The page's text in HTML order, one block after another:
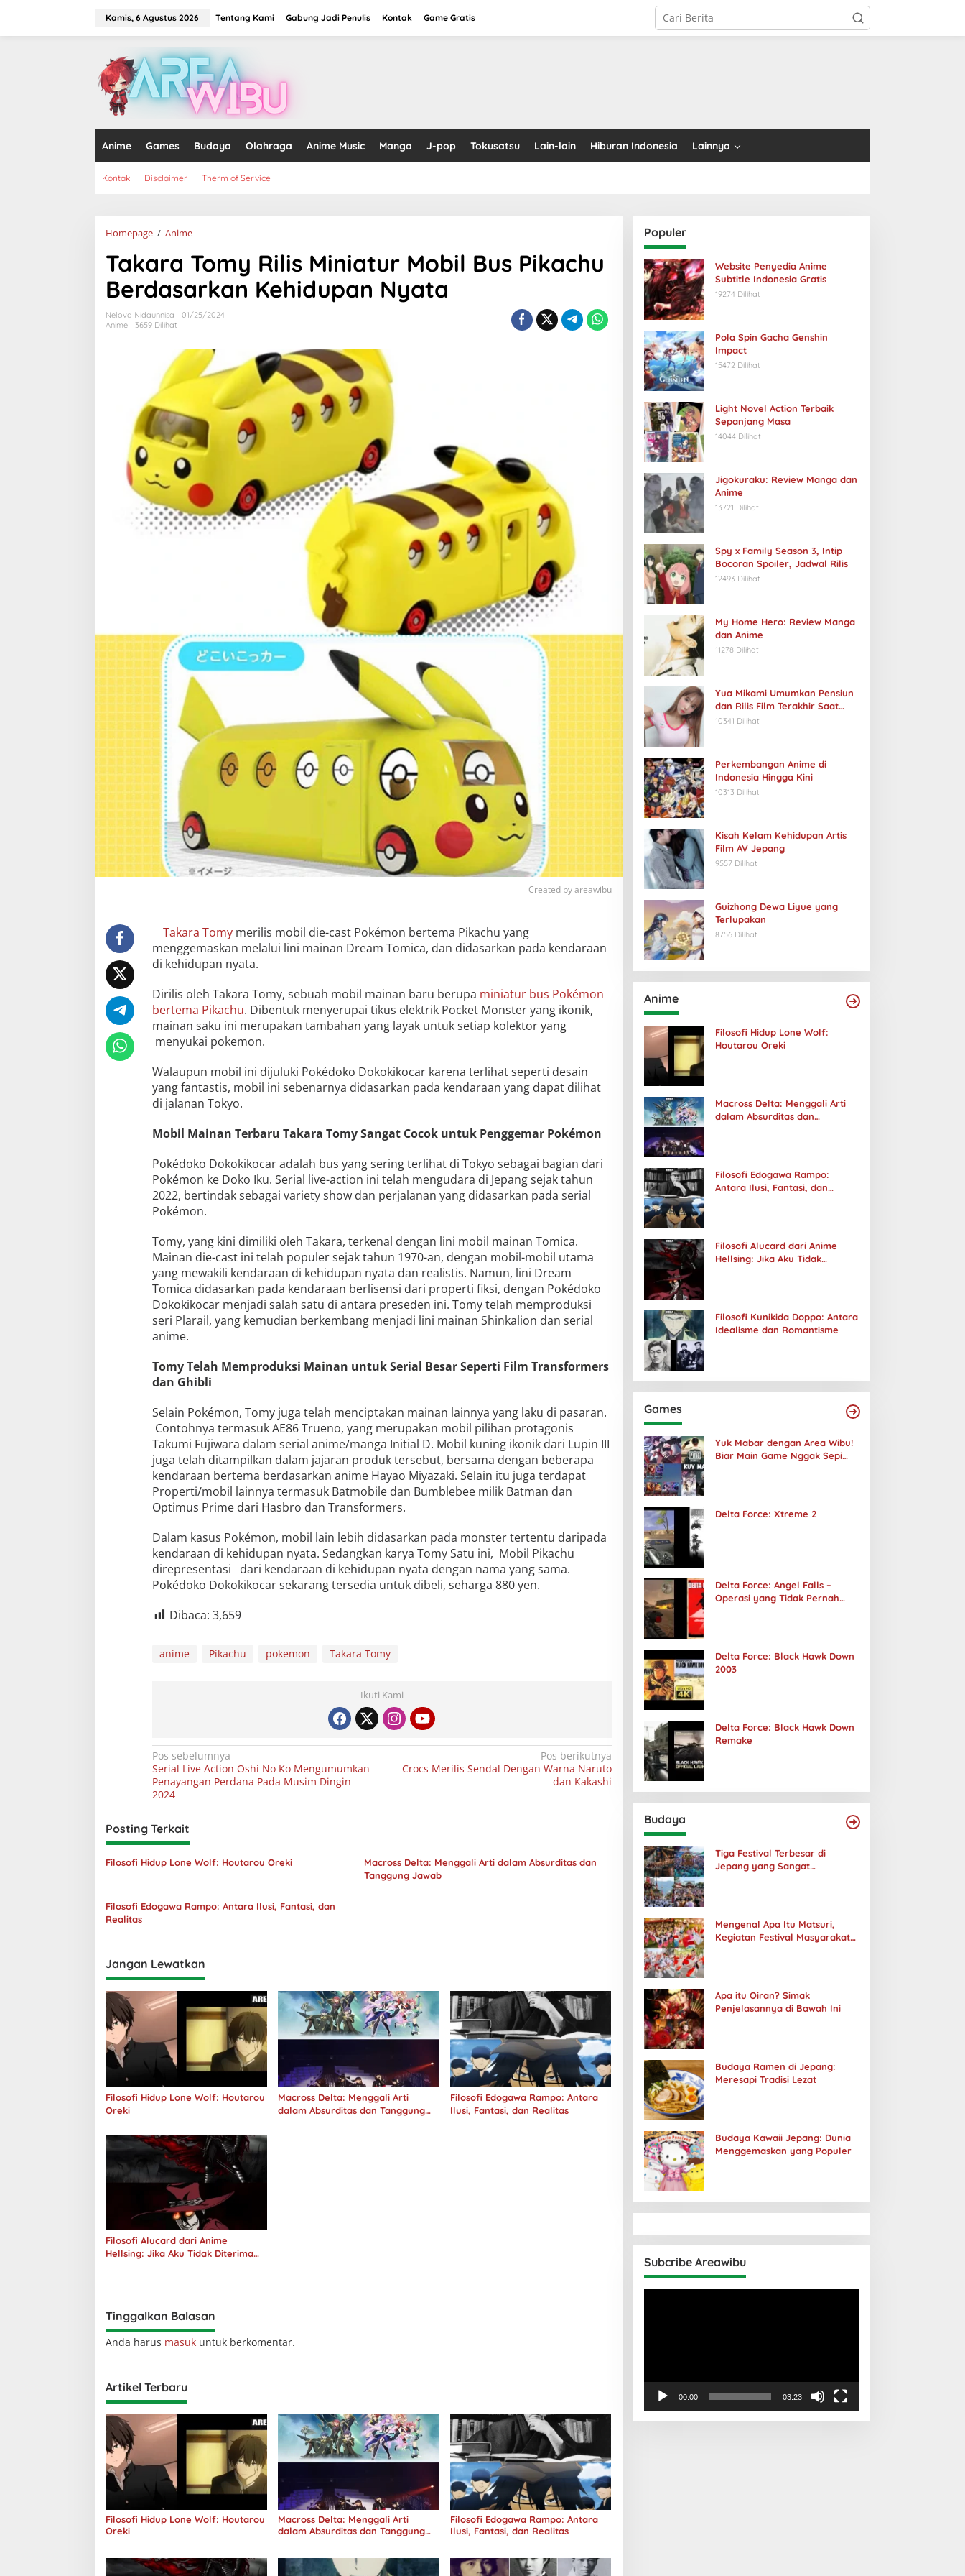
Kamis, 6 Agustus 2026 Tentang Kami Gabung Jadi Penulis Kontak Game Gratis
Anime Games Budaya Olahraga Anime Music Manga J-pop Tokusatsu Lain-lain Hiburan Indonesia Lainnya
Kontak Disclaimer Therm of Service
Homepage / AnimeTakara
Rilis
Miniatur
Mobil
Bus
Pikachu
Berdasarkan
Nyata
Takara Tomy Rilis Miniatur Mobil Bus Pikachu
Berdasarkan Kehidupan Nyata
Nelova Nidaunnisa
01/25/2024
Anime
3659 Dilihat
Created by areawibu
Takara Tomymerilis mobil die-cast Pokémon bertema Pikachu yang
menggemaskan melalui lini mainan Dream Tomica, dan didasarkan pada kendaraan
di kehidupan nyata.
Dirilis oleh Takara Tomy, sebuah mobil mainan baru berupa miniatur bus Pokémon
bertema Pikachu. Dibentuk menyerupai tikus elektrik Pocket Monster yang ikonik,
mainan saku ini merupakan tambahan yang layak untuk setiap kolektor yang
menyukai pokemon.
Walaupun mobil ini dijuluki Pokédoko Dokokikocar karena terlihat seperti desain
yang fantastis, mobil ini sebenarnya didasarkan pada kendaraan yang dapat dilihat
di jalanan Tokyo.
Mobil Mainan Terbaru Takara Tomy Sangat Cocok untuk Penggemar Pokémon
Pokédoko Dokokikocar adalah bus yang sering terlihat di Tokyo sebagai bagian dari
Pokémon ke Doko Iku. Serial live-action ini telah mengudara di Jepang sejak tahun
2022, bertindak sebagai variety show dan perjalanan yang didasarkan pada serial
Pokémon.
Tomy, yang kini dimiliki oleh Takara, terkenal dengan lini mobil mainan Tomica.
Mainan die-cast ini telah populer sejak tahun 1970-an, dengan mobil-mobil utama
yang mewakili kendaraan di kehidupan nyata dan realistis. Namun, lini Dream
Tomica didasarkan pada kendaraan berlisensi dari properti fiksi, dengan Pokédoko
Dokokikocar menjadi salah satu di antara preseden ini. Tomy telah memproduksi
seri Plarail, yang kemudian berkembang menjadi lini mainan Shinkalion dan serial
anime.
Tomy Telah Memproduksi Mainan untuk Serial Besar Seperti Film Transformers
dan Ghibli
Selain Pokémon, Tomy juga telah menciptakan mainan lainnya yang laku di pasaran.
Contohnya termasuk AE86 Trueno, yang merupakan mobil pilihan protagonis
Takumi Fujiwara dalam serial anime/manga Initial D. Mobil kuning ikonik dari Lupin III
juga telah ditampilkan dalam jajaran produk tersebut, bersama dengan beberapa
kendaraan bertema berdasarkan anime Hayao Miyazaki. Selain itu juga terdapat
Properti/mobil lainnya termasuk Batmobile dan Bumblebee milik Batman dan
Optimus Prime dari Hasbro dan Transformers.
Dalam kasus Pokémon, mobil lain lebih didasarkan pada monster tertentu daripada
kendaraan di kehidupan nyata. Sedangkan karya Tomy Satu ini, Mobil Pikachu
direpresentasi dari kendaraan di kehidupan nyata dengan nama yang sama.
Pokédoko Dokokikocar sekarang tersedia untuk dibeli, seharga 880 yen.
Dibaca: 3,659
anime Pikachu pokemon Takara Tomy
Ikuti Kami
Navigasi
pos
Pos sebelumnya
Serial Live Action Oshi No Ko Mengumumkan
Penayangan Perdana Pada Musim Dingin
2024
Pos berikutnya
Crocs Merilis Sendal Dengan Warna Naruto
dan Kakashi
Posting Terkait
Filosofi Hidup Lone Wolf: Houtarou Oreki
Macross Delta: Menggali Arti dalam Absurditas dan
Tanggung Jawab
Filosofi Edogawa Rampo: Antara Ilusi, Fantasi, dan
Realitas
Jangan Lewatkan
Filosofi Hidup Lone Wolf: Houtarou
Oreki
Macross Delta: Menggali Arti
dalam Absurditas dan Tanggung
Filosofi Edogawa Rampo: Antara
Ilusi, Fantasi, dan Realitas
Filosofi Alucard dari Anime
Hellsing: Jika Aku Tidak Diterima
Tinggalkan Balasan
Anda harus masuk untuk berkomentar.
Artikel Terbaru
Filosofi Hidup Lone Wolf: Houtarou
Oreki
Macross Delta: Menggali Arti
dalam Absurditas dan Tanggung
Filosofi Edogawa Rampo: Antara
Ilusi, Fantasi, dan Realitas
Populer
Website Penyedia Anime
Subtitle Indonesia Gratis
19274 Dilihat
Pola Spin Gacha Genshin
Impact
15472 Dilihat
Light Novel Action Terbaik
Sepanjang Masa
14044 Dilihat
Jigokuraku: Review Manga dan
Anime
13721 Dilihat
Spy x Family Season 3, Intip
Bocoran Spoiler, Jadwal Rilis
12493 Dilihat
My Home Hero: Review Manga
dan Anime
11278 Dilihat
Yua Mikami Umumkan Pensiun
dan Rilis Film Terakhir Saat
Ulang Tahun
10341 Dilihat
Perkembangan Anime di
Indonesia Hingga Kini
10313 Dilihat
Kisah Kelam Kehidupan Artis
Film AV Jepang
9557 Dilihat
Guizhong Dewa Liyue yang
Terlupakan
8756 Dilihat
Anime
Filosofi Hidup Lone Wolf:
Houtarou Oreki
Macross Delta: Menggali Arti
dalam Absurditas dan
Filosofi Edogawa Rampo:
Antara Ilusi, Fantasi, dan
Filosofi Alucard dari Anime
Hellsing: Jika Aku Tidak
Filosofi Kunikida Doppo: Antara
Idealisme dan Romantisme
Games
Yuk Mabar dengan Area Wibu!
Biar Main Game Nggak Sepi
Delta Force: Xtreme 2
Delta Force: Angel Falls –
Operasi yang Tidak Pernah
Delta Force: Black Hawk Down
2003
Delta Force: Black Hawk Down
Remake
Budaya
Tiga Festival Terbesar di
Jepang yang Sangat
Mengenal Apa Itu Matsuri,
Kegiatan Festival Masyarakat
Apa itu Oiran? Simak
Penjelasannya di Bawah Ini
Budaya Ramen di Jepang:
Meresapi Tradisi Lezat
Budaya Kawaii Jepang: Dunia
Menggemaskan yang Populer
Subcribe Areawibu
00:00 03:23